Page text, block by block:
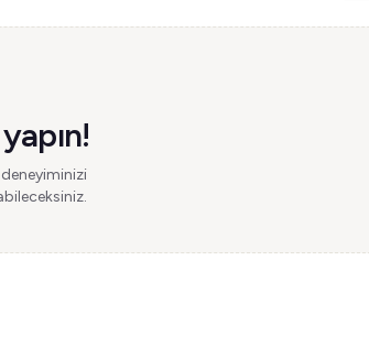
deneyiminizi